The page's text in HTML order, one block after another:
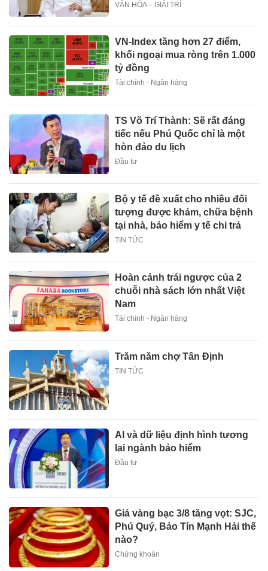
VĂN HÓA – GIẢI TRÍ
VN-Index tăng hơn 27 điểm,
khối ngoại mua ròng trên 1.000
tỷ đồng
Tài chính - Ngân hàng
TS Võ Trí Thành: Sẽ rất đáng
tiếc nếu Phú Quốc chỉ là một
hòn đảo du lịch
Đầu tư
Bộ y tế đề xuất cho nhiều đối
tượng được khám, chữa bệnh
tại nhà, bảo hiểm y tế chi trả
TIN TỨC
Hoàn cảnh trái ngược của 2
chuỗi nhà sách lớn nhất Việt
Nam
Tài chính - Ngân hàng
Trăm năm chợ Tân Định
TIN TỨC
AI và dữ liệu định hình tương
lai ngành bảo hiểm
Đầu tư
Giá vàng bạc 3/8 tăng vọt: SJC,
Phú Quý, Bảo Tín Mạnh Hải thế
nào?
Chứng khoán